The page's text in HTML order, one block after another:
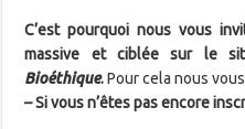
C’est pourquoi nous vous
massive et ciblée sur le
Bioéthique. Pour cela nous
– Si vous n’êtes pas encore